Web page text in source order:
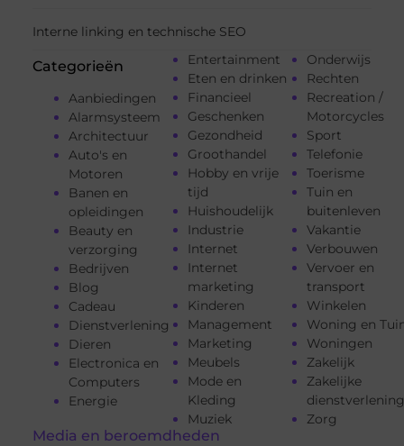
Interne linking en technische SEO
Categorieën
Aanbiedingen
Alarmsysteem
Architectuur
Auto's en
Motoren
Banen en
opleidingen
Beauty en
verzorging
Bedrijven
Blog
Cadeau
Dienstverlening
Dieren
Electronica en
Computers
Energie
Entertainment
Eten en drinken
Financieel
Geschenken
Gezondheid
Groothandel
Hobby en vrije
tijd
Huishoudelijk
Industrie
Internet
Internet
marketing
Kinderen
Management
Marketing
Meubels
Mode en
Kleding
Muziek
Onderwijs
Rechten
Recreation /
Motorcycles
Sport
Telefonie
Toerisme
Tuin en
buitenleven
Vakantie
Verbouwen
Vervoer en
transport
Winkelen
Woning en
Woningen
Zakelijk
Zakelijke
Zorg
Media en beroemdheden